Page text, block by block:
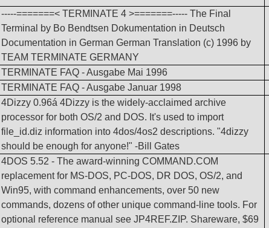
-----=======< TERMINATE 4 >=======----- The Final
Terminal by Bo Bendtsen Dokumentation in Deutsch
Documentation in German German Translation (c) 1996 by
TEAM TERMINATE GERMANY
TERMINATE FAQ - Ausgabe Mai 1996
TERMINATE FAQ - Ausgabe Januar 1998
4Dizzy 0.96á 4Dizzy is the widely-acclaimed archive
processor for both OS/2 and DOS. It's used to import
file_id.diz information into 4dos/4os2 descriptions. "4dizzy
should be enough for anyone!" -Bill Gates
4DOS 5.52 - The award-winning COMMAND.COM
replacement for MS-DOS, PC-DOS, DR DOS, OS/2, and
Win95, with command enhancements, over 50 new
commands, dozens of other unique command-line tools. For
optional reference manual see JP4REF.ZIP. Shareware, $69